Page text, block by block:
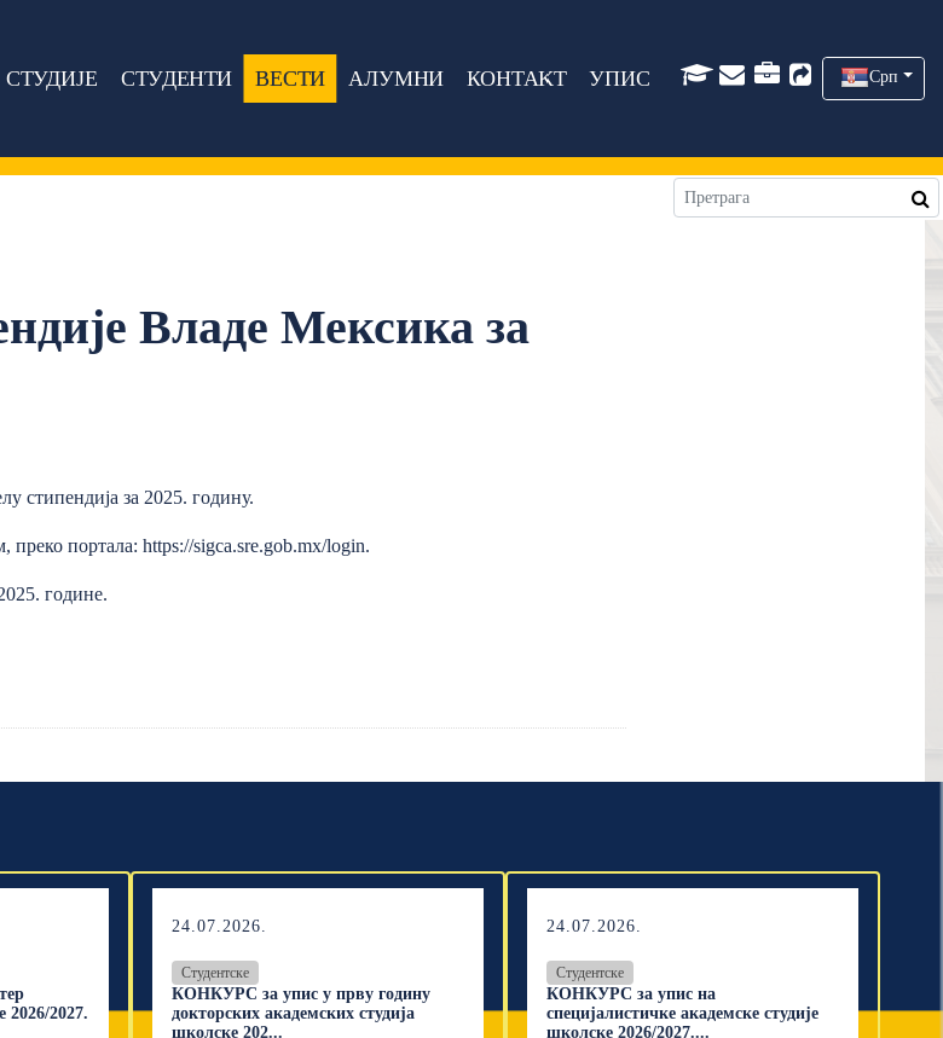
СТУДИЈЕ СТУДЕНТИ ВЕСТИ АЛУМНИ КОНТАКТ УПИС Срп
Владе Мексика за
стипендија за 2025. годину.
преко портала:https://sigca.sre.gob.mx/login.
године.
2026/2027.
24.07.2026.
Студентске
КОНКУРС за упис у прву годину
докторских академских студија
школске 202...
24.07.2026.
Студентске
КОНКУРС за упис на
специјалистичке академске студије
школске 2026/2027....